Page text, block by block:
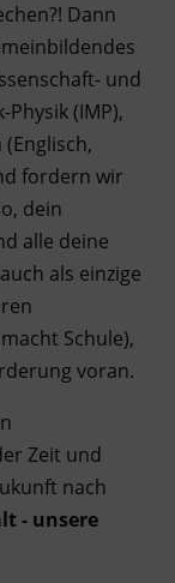
Dann
und
(IMP),
fordern wir
dein
alle deine
als einzige
Schule),
voran.
Zeit und
nach
- unsere